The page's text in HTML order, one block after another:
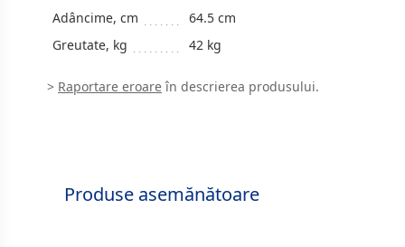
Adâncime, cm
64.5 cm
Greutate, kg
42 kg
> Raportare eroareîn descrierea produsului.
Produse asemănătoare